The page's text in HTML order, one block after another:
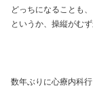
どっちになることも
というか、操縦がむず
数年ぶりに心療内科